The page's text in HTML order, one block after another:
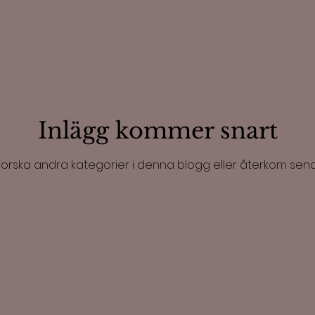
Inlägg kommer snart
andra kategorier i denna blogg eller återkom